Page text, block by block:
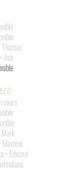
Ash
cours
Maxime
+ Edward